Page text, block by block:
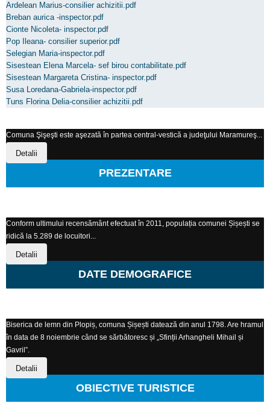
Ardelean Marius-consilier achizitii.pdf
Breban aurica -inspector.pdf
Cionte Nicoleta- inspector.pdf
Pop Ileana- consilier superior.pdf
Selegian Maria-inspector.pdf
Sisestean Elena Marcela- sef birou contabilitate.pdf
Sisestean Margareta Cristina- inspector.pdf
Susa Loredana-Gabriela-inspector.pdf
Tuns Florina Delia-consilier achizitii.pdf
Comuna Şişeşti este aşezată în partea central-vestică a judeţului Maramureş...
Detalii
PREZENTARE
Conform ultimului recensământ efectuat în 2011, populația comunei Șișești se
ridică la 5.289 de locuitori...
Detalii
DATE DEMOGRAFICE
Biserica de lemn din Plopiș, comuna Șișești datează din anul 1798. Are hramul
în data de 8 noiembrie când se sărbătoresc și „Sfinții Arhangheli Mihail și
Gavril”.
Detalii
OBIECTIVE TURISTICE